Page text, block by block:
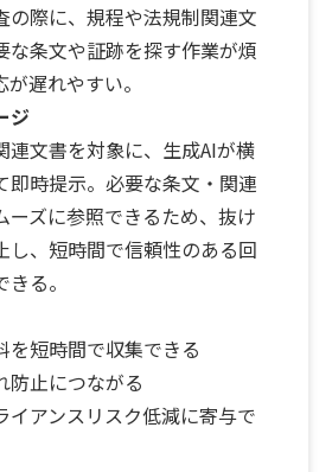
の際に、規程や法規制関連文
な条文や証跡を探す作業が煩
遅れやすい。
ジ
連文書を対象に、生成AIが横
即時提示。必要な条文・関連
ーズに参照できるため、抜け
し、短時間で信頼性のある回
る。
を短時間で収集できる
防止につながる
イアンスリスク低減に寄与で